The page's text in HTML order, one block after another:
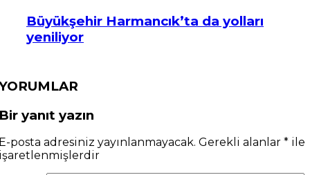
Büyükşehir Harmancık’ta da yolları
yeniliyor
yanıt yazın
posta adresiniz yayınlanmayacak. Gerekli alanlar * ile